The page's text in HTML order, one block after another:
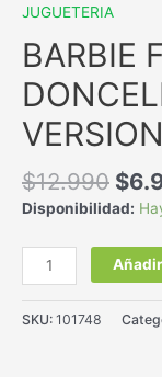
JUGUETERIA
BARBIE
$12.990 $
Disponibilidad:
SKU: 101748